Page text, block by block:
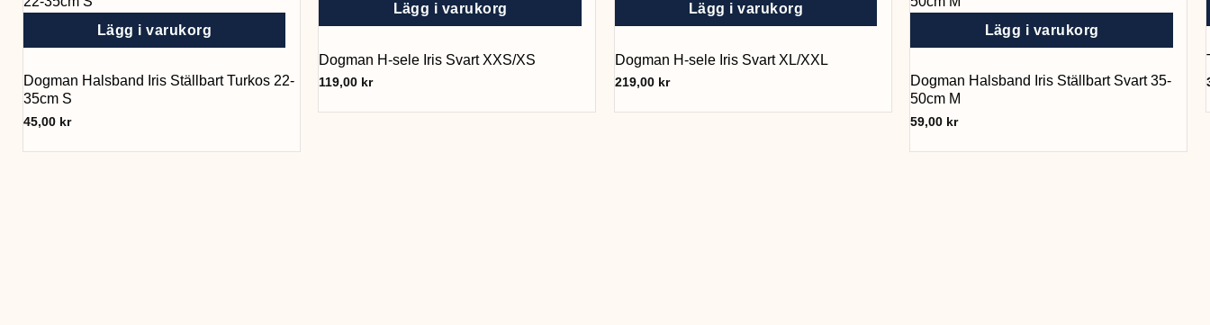
Lägg i varukorg
Dogman Halsband Iris Ställbart Turkos 22-
35cm S
45,00 kr
Lägg i varukorg
Dogman H-sele Iris Svart XXS/XS
119,00 kr
Lägg i varukorg
Dogman H-sele Iris Svart XL/XXL
219,00 kr
Lägg i varukorg
Dogman Halsband Iris Ställbart Svart 35-
50cm M
59,00 kr